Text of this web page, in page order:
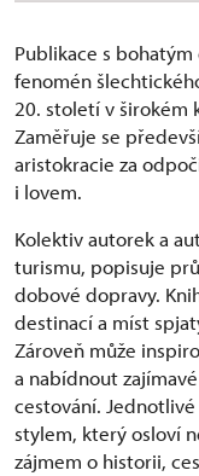
Publikace s
fenomén
20. století v širokém
Zaměřuje se
aristokracie za
i lovem.
Kolektiv autorek a
turismu, popisuje
dobové dopravy.
destinací a míst
Zároveň může
a nabídnout
cestování.
stylem, který osloví
zájmem o historii,